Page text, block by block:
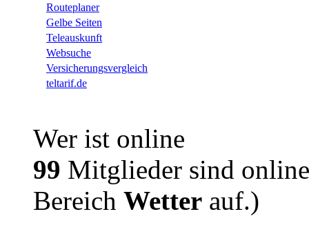
Routeplaner
Gelbe Seiten
Teleauskunft
Websuche
Versicherungsvergleich
teltarif.de
Wer ist online
99 Mitglieder sind
Bereich Wetter auf.)